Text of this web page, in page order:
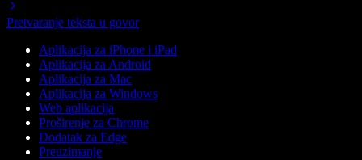
Pretvaranje teksta u govor
Aplikacija za iPhone i iPad
Aplikacija za Android
Aplikacija za Mac
Aplikacija za Windows
Web aplikacija
Proširenje za Chrome
Dodatak za Edge
Preuzimanje